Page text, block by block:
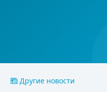
Другие новости